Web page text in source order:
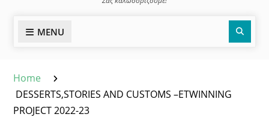
MENU
Home
DESSERTS,STORIES AND CUSTOMS –ETWINNING
PROJECT 2022-23